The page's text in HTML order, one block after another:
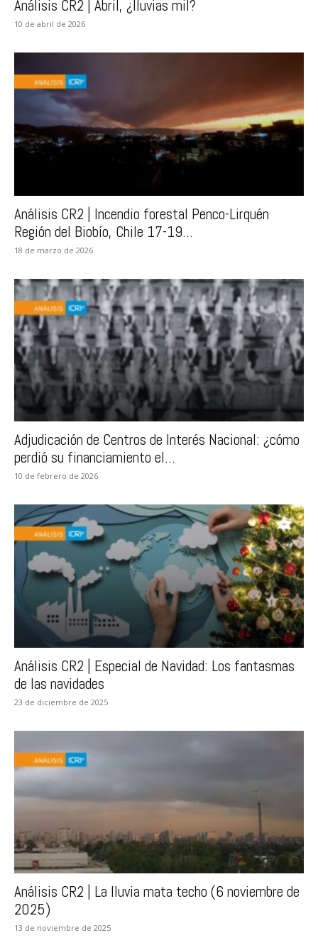
Análisis CR2 | Abril, ¿lluvias mil?
10 de abril de 2026
Análisis CR2 | Incendio forestal Penco-Lirquén
Región del Biobío, Chile 17-19...
18 de marzo de 2026
Adjudicación de Centros de Interés Nacional: ¿cómo
perdió su financiamiento el...
10 de febrero de 2026
Análisis CR2 | Especial de Navidad: Los fantasmas
de las navidades
23 de diciembre de 2025
Análisis CR2 | La lluvia mata techo (6 noviembre de
2025)
13 de noviembre de 2025